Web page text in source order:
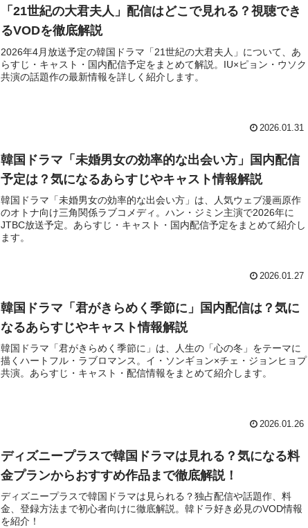
「21世紀の大君夫人」配信はどこで見れる？視聴でき
るVODを徹底解説
2026年4月放送予定の韓国ドラマ「21世紀の大君夫人」について、あ
らすじ・キャスト・国内配信予定をまとめて解説。IU×ピョン・ウソク
共演の話題作の最新情報を詳しく紹介します。
2026.01.31
韓国ドラマ「未婚男女の効率的な出会い方」国内配信
予定は？気になるあらすじやキャスト情報解説
韓国ドラマ「未婚男女の効率的な出会い方」は、人気ウェブ漫画原作
のオトナ向け三角関係ラブコメディ。ハン・ジミン主演で2026年に
JTBC放送予定。あらすじ・キャスト・国内配信予定をまとめて紹介し
ます。
2026.01.27
韓国ドラマ「君がきらめく季節に」国内配信は？気に
なるあらすじやキャスト情報解説
韓国ドラマ「君がきらめく季節に」は、人生の「心の冬」をテーマに
描くハートフル・ラブロマンス。イ・ソンギョン×チェ・ジョンヒョプ
共演。あらすじ・キャスト・配信情報をまとめて紹介します。
2026.01.26
ディズニープラスで韓国ドラマは見れる？気になる料
金プランからおすすめ作品まで徹底解説！
ディズニープラスで韓国ドラマは見られる？独占配信や話題作、料
金、登録方法まで初心者向けに徹底解説。韓ドラ好き必見のVOD情報
を紹介！